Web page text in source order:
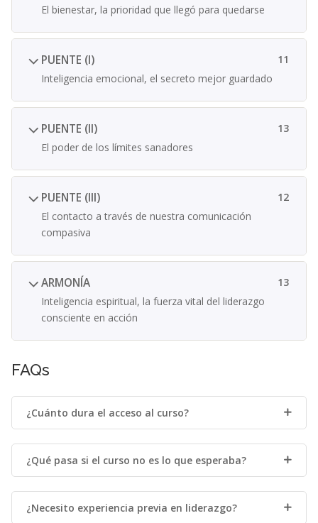
El bienestar, la prioridad que llegó para quedarse
PUENTE (I)
Inteligencia emocional, el secreto mejor guardado
11
PUENTE (II)
El poder de los límites sanadores
13
PUENTE (III)
El contacto a través de nuestra comunicación
compasiva
12
ARMONÍA
Inteligencia espiritual, la fuerza vital del liderazgo
consciente en acción
13
FAQs
¿Cuánto dura el acceso al curso?
¿Qué pasa si el curso no es lo que esperaba?
¿Necesito experiencia previa en liderazgo?